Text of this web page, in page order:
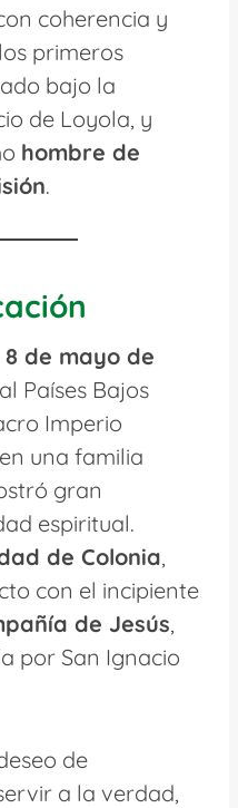
coherencia y
primeros
bajo la
de Loyola, y
hombre de
.
8 de mayo de
Países Bajos
Imperio
una familia
gran
espiritual.
de Colonia,
con el incipiente
de Jesús,
por San Ignacio
de
a la verdad,